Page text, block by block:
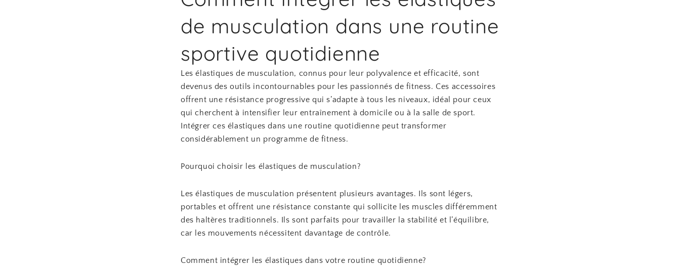
de musculation dans une routine
sportive quotidienne
Les élastiques de musculation, connus pour leur polyvalence et efficacité, sont
devenus des outils incontournables pour les passionnés de fitness. Ces accessoires
offrent une résistance progressive qui s’adapte à tous les niveaux, idéal pour ceux
qui cherchent à intensifier leur entraînement à domicile ou à la salle de sport.
Intégrer ces élastiques dans une routine quotidienne peut transformer
considérablement un programme de fitness.
Pourquoi choisir les élastiques de musculation?
Les élastiques de musculation présentent plusieurs avantages. Ils sont légers,
portables et offrent une résistance constante qui sollicite les muscles différemment
des haltères traditionnels. Ils sont parfaits pour travailler la stabilité et l’équilibre,
car les mouvements nécessitent davantage de contrôle.
Comment intégrer les élastiques dans votre routine quotidienne?